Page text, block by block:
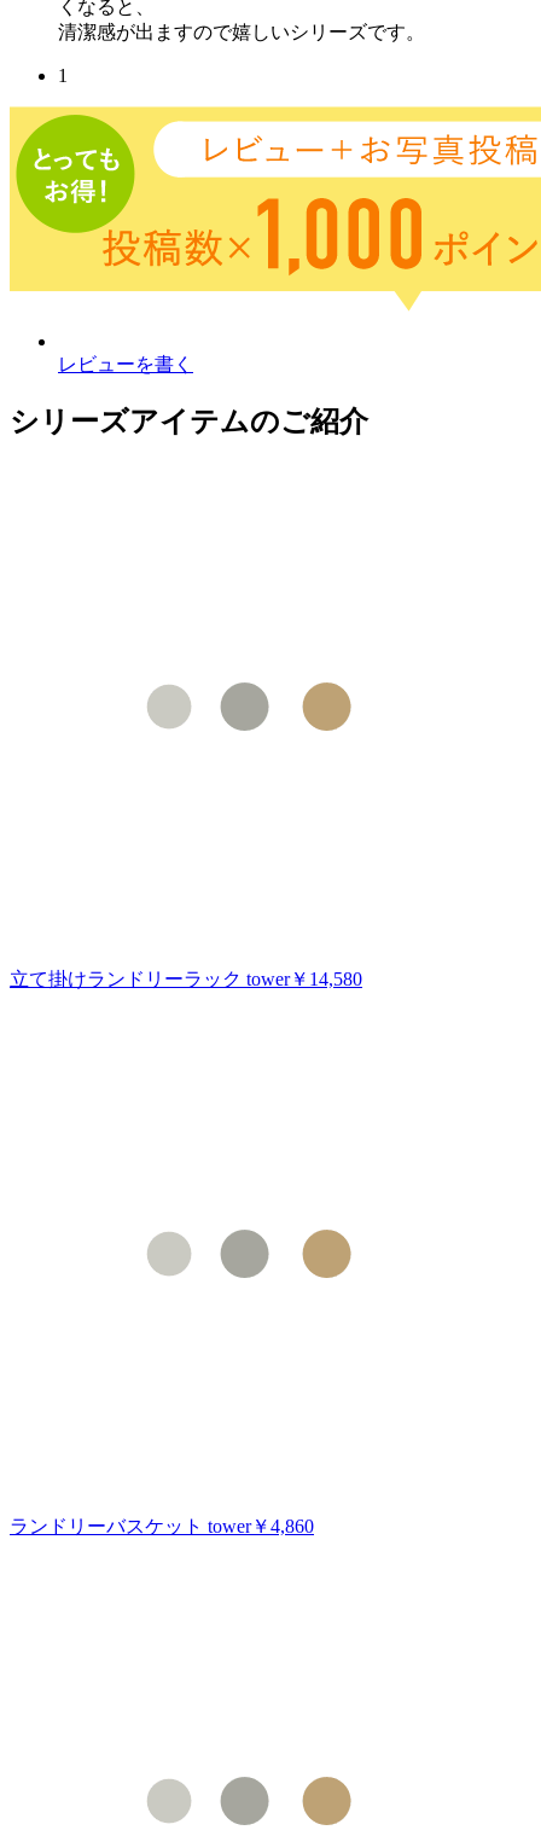
くなると、
清潔感が出ますので嬉しいシリーズです。
1
レビューを書く
シリーズアイテムのご紹介
立て掛けランドリーラック tower￥14,580
ランドリーバスケット tower￥4,860